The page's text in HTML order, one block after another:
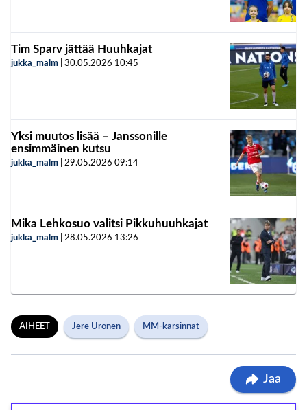
Tim Sparv jättää Huuhkajat
jukka_malm 30.05.2026 10:45
Yksi muutos lisää – Janssonille
ensimmäinen kutsu
jukka_malm 29.05.2026 09:14
Mika Lehkosuo valitsi Pikkuhuuhkajat
jukka_malm 28.05.2026 13:26
AIHEET Jere Uronen MM-karsinnat
Jaa